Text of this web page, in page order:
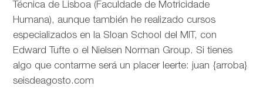
Técnica de Lisboa (Faculdade de Motricidade
Humana), aunque también he realizado cursos
especializados en la Sloan School del MIT, con
Edward Tufte o el Nielsen Norman Group. Si tienes
algo que contarme será un placer leerte: juan {arroba}
seisdeagosto.com